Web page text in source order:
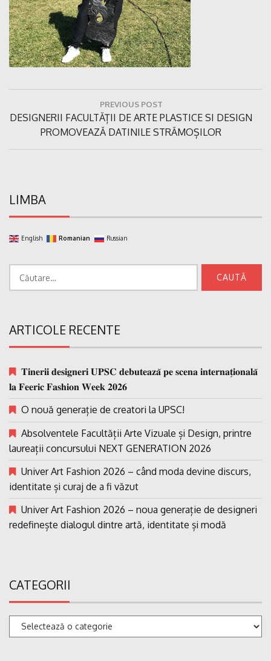
articole
PREVIOUS POST
Previous
DESIGNERII FACULTĂȚII DE ARTE PLASTICE SI DESIGN
PROMOVEAZĂ DATINILE STRĂMOȘILOR
LIMBA
English Romanian Russian
ARTICOLE RECENTE
𝐓𝐢𝐧𝐞𝐫𝐢𝐢 𝐝𝐞𝐬𝐢𝐠𝐧𝐞𝐫𝐢 𝐔𝐏𝐒𝐂 𝐝𝐞𝐛𝐮𝐭𝐞𝐚𝐳𝐚̆ 𝐩𝐞 𝐬𝐜𝐞𝐧𝐚 𝐢𝐧𝐭𝐞𝐫𝐧𝐚𝐭̗𝐢𝐨𝐧𝐚𝐥𝐚̆
𝐥𝐚 𝐅𝐞𝐞𝐫𝐢𝐜 𝐅𝐚𝐬𝐡𝐢𝐨𝐧 𝐖𝐞𝐞𝐤 𝟐𝟎𝟐𝟔
O nouă generație de creatori la UPSC!
Absolventele Facultății Arte Vizuale și Design, printre
laureații concursului NEXT GENERATION 2026
Univer Art Fashion 2026 – când moda devine discurs,
identitate și curaj de a fi văzut
Univer Art Fashion 2026 – noua generație de designeri
redefinește dialogul dintre artă, identitate și modă
CATEGORII
Categorii